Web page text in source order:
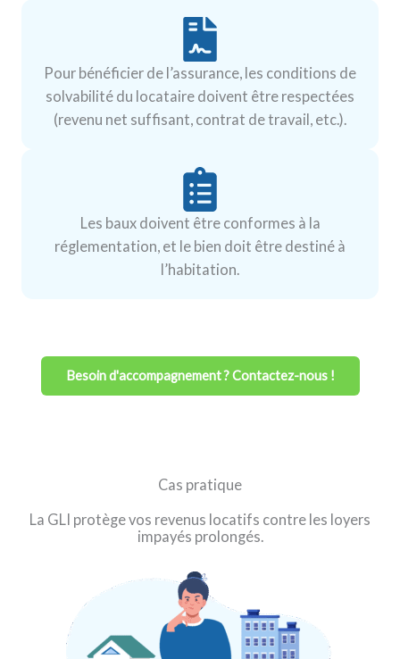
Pour bénéficier de l’assurance, les conditions de
solvabilité du locataire doivent être respectées
(revenu net suffisant, contrat de travail, etc.).
Les baux doivent être conformes à la
réglementation, et le bien doit être destiné à
l’habitation.
Besoin d'accompagnement ? Contactez-nous !
Cas pratique
La GLI protège vos revenus locatifs contre les loyers
impayés prolongés.